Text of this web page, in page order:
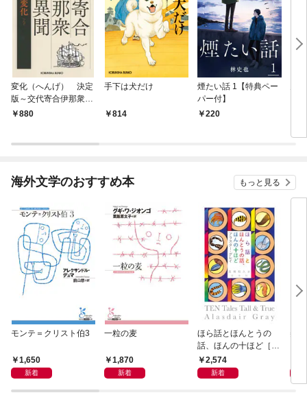
変化（へんげ） 決定
版～交代寄合伊那衆異
聞（1）～
880
手下は犬だけ
814
煙たい話 1【特典ペー
パー付】
220
海外文学のおすすめ本 もっと見る
モンテ＝クリスト伯3
1,650
新着
一粒の麦
1,870
新着
ほら話とほんとうの
話、ほんの十ほど［新
装版］
2,574
新着
美